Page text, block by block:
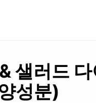
샐러드
성분)